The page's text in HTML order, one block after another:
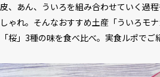
皮、あん、ういろを組み合わせていく過
しゃれ。そんなおすすめ土産「ういろモ
「桜」3種の味を食べ比べ。実食ルポでご